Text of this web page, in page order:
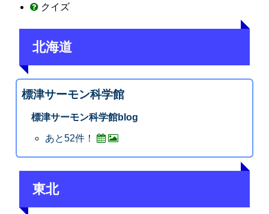
クイズ
北海道
標津サーモン科学館
標津サーモン科学館blog
あと52件！
東北